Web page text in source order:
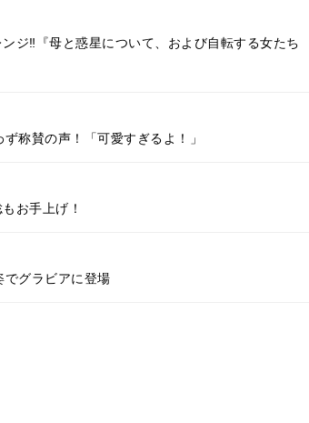
ジ‼『母と惑星について、および自転する女たち
称賛の声！「可愛すぎるよ！」
お手上げ！
でグラビアに登場